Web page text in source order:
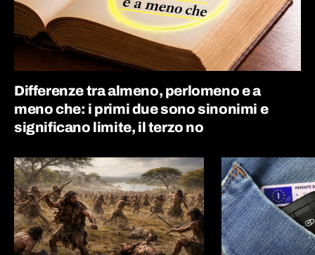
Differenze tra almeno, perlomeno e a
meno che: i primi due sono sinonimi e
significano limite, il terzo no